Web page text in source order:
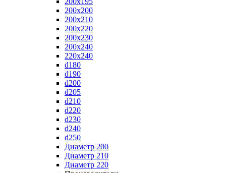
200x200
200x210
200x220
200x230
200x240
220x240
d180
d190
d200
d205
d210
d220
d230
d240
d250
Диаметр 200
Диаметр 210
Диаметр 220